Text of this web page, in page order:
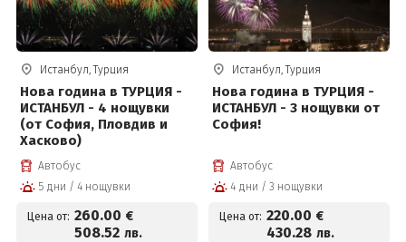
Истанбул, Турция
Нова година в ТУРЦИЯ -
ИСТАНБУЛ - 4 нощувки
(от София, Пловдив и
Хасково)
Автобус
5 дни / 4 нощувки
Цена от: 260.00 €
508.52 лв.
Истанбул, Турция
Нова година в ТУРЦИЯ -
ИСТАНБУЛ - 3 нощувки от
София!
Автобус
4 дни / 3 нощувки
Цена от: 220.00 €
430.28 лв.